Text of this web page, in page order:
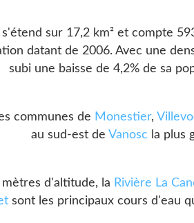
s'étend sur 17,2 km² et compte
datant de 2006. Avec une
subi une baisse de 4,2% de sa
communes de Monestier,
au sud-est de Vanosc la plus
d'altitude, la Rivière La
sont les principaux cours d'eau